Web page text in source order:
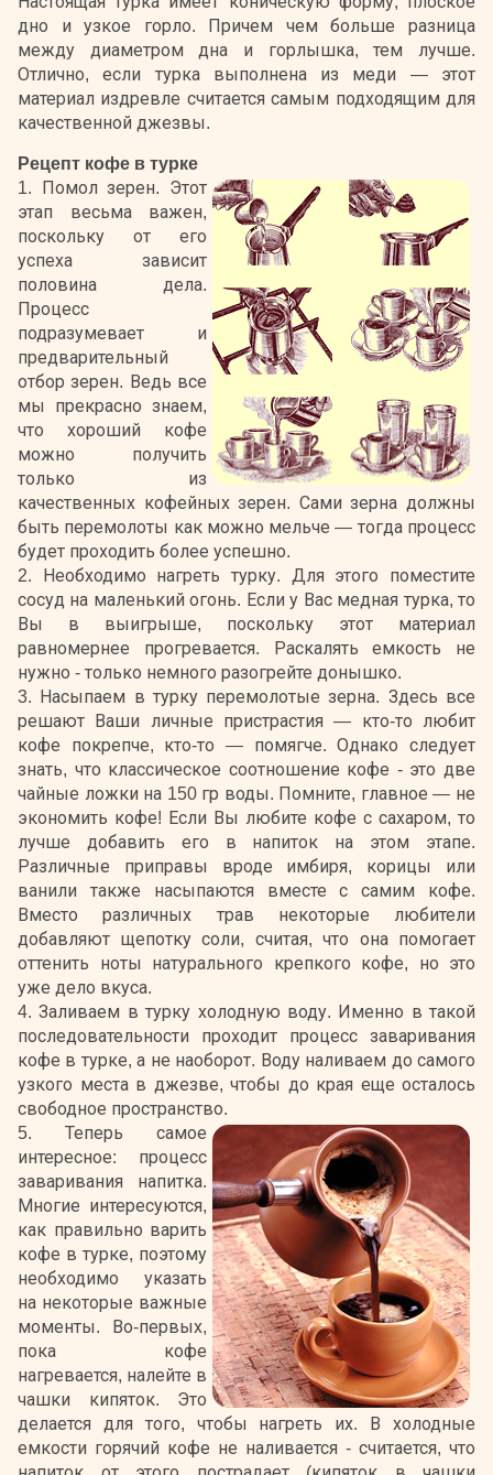
дно и узкое горло. Причем чем больше разница
между диаметром дна и горлышка, тем лучше.
Отлично, если турка выполнена из меди — этот
материал издревле считается самым подходящим для
качественной джезвы.
Рецепт кофе в турке
1. Помол зерен. Этот
этап весьма важен,
поскольку от его
успеха зависит
половина дела.
Процесс
подразумевает и
предварительный
отбор зерен. Ведь все
мы прекрасно знаем,
что хороший кофе
можно получить
только из
качественных кофейных зерен. Сами зерна должны
быть перемолоты как можно мельче — тогда процесс
будет проходить более успешно.
2. Необходимо нагреть турку. Для этого поместите
сосуд на маленький огонь. Если у Вас медная турка, то
Вы в выигрыше, поскольку этот материал
равномернее прогревается. Раскалять емкость не
нужно - только немного разогрейте донышко.
3. Насыпаем в турку перемолотые зерна. Здесь все
решают Ваши личные пристрастия — кто-то любит
кофе покрепче, кто-то — помягче. Однако следует
знать, что классическое соотношение кофе - это две
чайные ложки на 150 гр воды. Помните, главное — не
экономить кофе! Если Вы любите кофе с сахаром, то
лучше добавить его в напиток на этом этапе.
Различные приправы вроде имбиря, корицы или
ванили также насыпаются вместе с самим кофе.
Вместо различных трав некоторые любители
добавляют щепотку соли, считая, что она помогает
оттенить ноты натурального крепкого кофе, но это
уже дело вкуса.
4. Заливаем в турку холодную воду. Именно в такой
последовательности проходит процесс заваривания
кофе в турке, а не наоборот. Воду наливаем до самого
узкого места в джезве, чтобы до края еще осталось
свободное пространство.
5. Теперь самое
интересное: процесс
заваривания напитка.
Многие интересуются,
как правильно варить
кофе в турке, поэтому
необходимо указать
на некоторые важные
моменты. Во-первых,
пока кофе
нагревается, налейте в
чашки кипяток. Это
делается для того, чтобы нагреть их. В холодные
емкости горячий кофе не наливается - считается, что